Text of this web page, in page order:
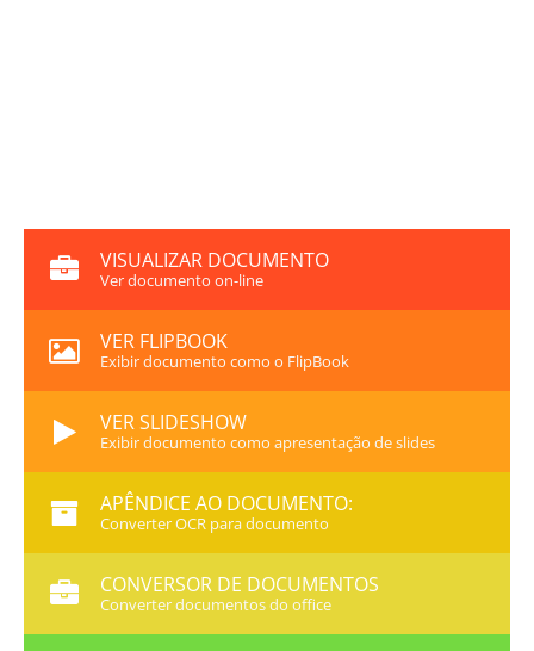
VISUALIZAR DOCUMENTO
Ver documento on-line
VER FLIPBOOK
Exibir documento como o FlipBook
VER SLIDESHOW
Exibir documento como apresentação de slides
APÊNDICE AO DOCUMENTO:
Converter OCR para documento
CONVERSOR DE DOCUMENTOS
Converter documentos do office